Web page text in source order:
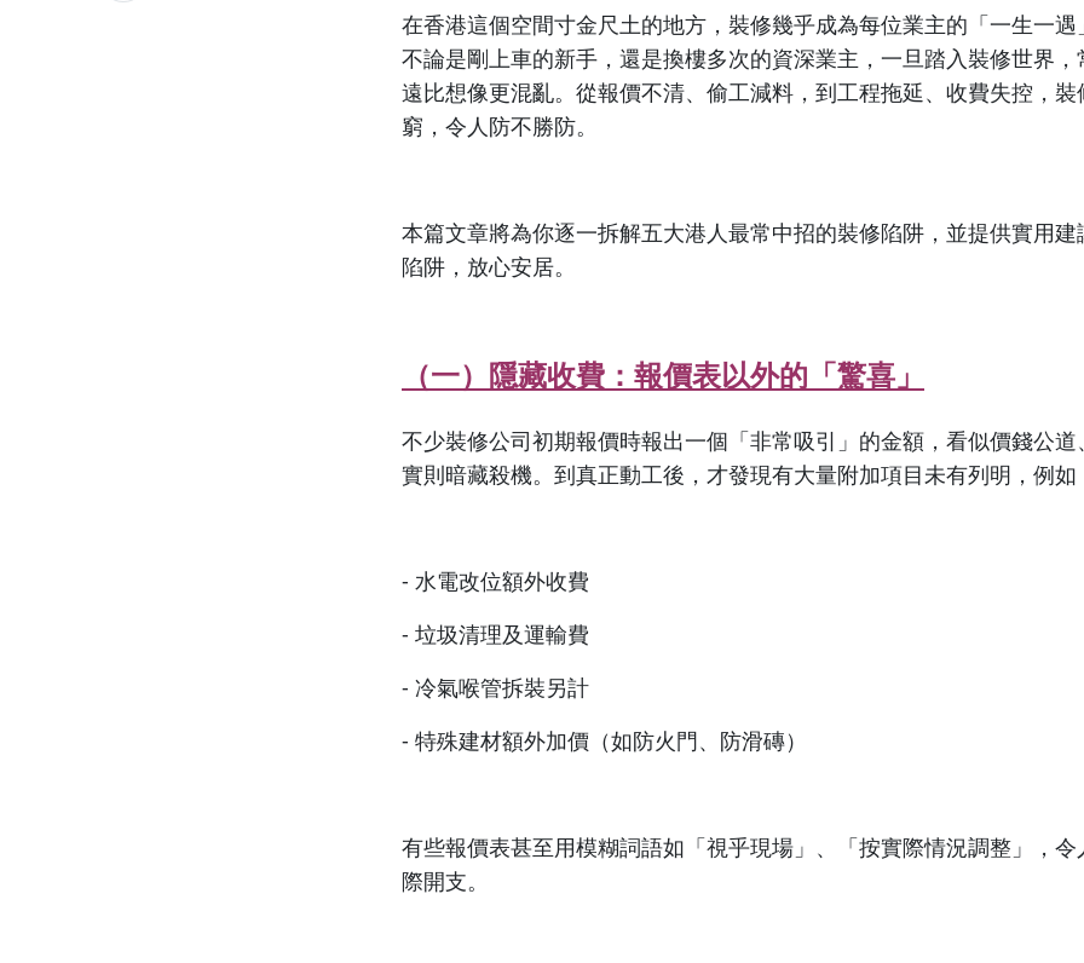
在香港這個空間寸金尺土的地方，裝修幾乎成為每位業主的「一生一遇
不論是剛上車的新手，還是換樓多次的資深業主，一旦踏入裝修世界
遠比想像更混亂。從報價不清、偷工減料，到工程拖延、收費失控，裝
窮，令人防不勝防。
本篇文章將為你逐一拆解五大港人最常中招的裝修陷阱，並提供實用建
陷阱，放心安居。
（一）隱藏收費：報價表以外的「驚喜」
不少裝修公司初期報價時報出一個「非常吸引」的金額，看似價錢公道
實則暗藏殺機。到真正動工後，才發現有大量附加項目未有列明，例如
- 水電改位額外收費
- 垃圾清理及運輸費
- 冷氣喉管拆裝另計
- 特殊建材額外加價（如防火門、防滑磚）
有些報價表甚至用模糊詞語如「視乎現場」、「按實際情況調整」，
際開支。